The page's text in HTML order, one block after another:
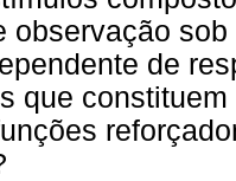
observação
de
que